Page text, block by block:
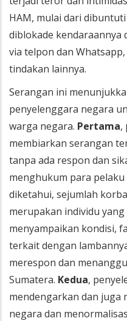
HAM, mulai dari
diblokade kendaraannya
via telpon dan
tindakan lainnya.
Serangan ini
penyelenggara negara
warga negara. Pertama,
membiarkan serangan
tanpa ada respon dan
menghukum para
diketahui, sejumlah
merupakan individu
menyampaikan kondisi,
terkait dengan
merespon dan
Sumatera. Kedua,
mendengarkan dan juga
negara dan